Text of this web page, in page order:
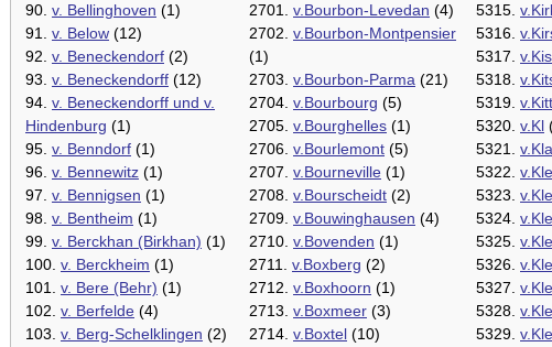
90. v. Bellinghoven (1)
91. v. Below (12)
92. v. Beneckendorf (2)
93. v. Beneckendorff (12)
94. v. Beneckendorff und v.
Hindenburg (1)
95. v. Benndorf (1)
96. v. Bennewitz (1)
97. v. Bennigsen (1)
98. v. Bentheim (1)
99. v. Berckhan (Birkhan) (1)
100. v. Berckheim (1)
101. v. Bere (Behr) (1)
102. v. Berfelde (4)
103. v. Berg-Schelklingen (2)
2701. v.Bourbon-Levedan (4)
2702. v.Bourbon-Montpensier
(1)
2703. v.Bourbon-Parma (21)
2704. v.Bourbourg (5)
2705. v.Bourghelles (1)
2706. v.Bourlemont (5)
2707. v.Bourneville (1)
2708. v.Bourscheidt (2)
2709. v.Bouwinghausen (4)
2710. v.Bovenden (1)
2711. v.Boxberg (2)
2712. v.Boxhoorn (1)
2713. v.Boxmeer (3)
2714. v.Boxtel (10)
5315.
5316.
5317.
5318.
5319.
5320. v.Kl
5321.
5322.
5323.
5324.
5325.
5326.
5327.
5328.
5329.